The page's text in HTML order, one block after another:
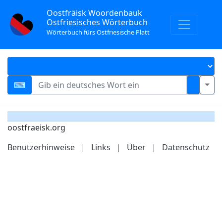
Oostfräisk Woordenbauk
Ostfriesisches Wörterbuch
Wörterbuch fürs Ostfriesische Platt
oostfraeisk.org
Benutzerhinweise
| Links | Über | Datenschutz